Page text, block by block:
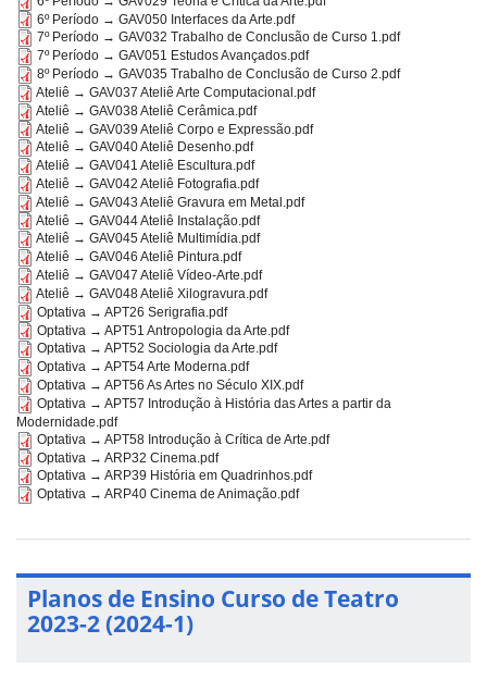
6º Período → GAV050 Interfaces da Arte.pdf
7º Período → GAV032 Trabalho de Conclusão de Curso 1.pdf
7º Período → GAV051 Estudos Avançados.pdf
8º Período → GAV035 Trabalho de Conclusão de Curso 2.pdf
Ateliê → GAV037 Ateliê Arte Computacional.pdf
Ateliê → GAV038 Ateliê Cerâmica.pdf
Ateliê → GAV039 Ateliê Corpo e Expressão.pdf
Ateliê → GAV040 Ateliê Desenho.pdf
Ateliê → GAV041 Ateliê Escultura.pdf
Ateliê → GAV042 Ateliê Fotografia.pdf
Ateliê → GAV043 Ateliê Gravura em Metal.pdf
Ateliê → GAV044 Ateliê Instalação.pdf
Ateliê → GAV045 Ateliê Multimídia.pdf
Ateliê → GAV046 Ateliê Pintura.pdf
Ateliê → GAV047 Ateliê Vídeo-Arte.pdf
Ateliê → GAV048 Ateliê Xilogravura.pdf
Optativa → APT26 Serigrafia.pdf
Optativa → APT51 Antropologia da Arte.pdf
Optativa → APT52 Sociologia da Arte.pdf
Optativa → APT54 Arte Moderna.pdf
Optativa → APT56 As Artes no Século XIX.pdf
Optativa → APT57 Introdução à História das Artes a partir da
Modernidade.pdf
Optativa → APT58 Introdução à Crítica de Arte.pdf
Optativa → ARP32 Cinema.pdf
Optativa → ARP39 História em Quadrinhos.pdf
Optativa → ARP40 Cinema de Animação.pdf
Planos de Ensino Curso de Teatro
2023-2 (2024-1)